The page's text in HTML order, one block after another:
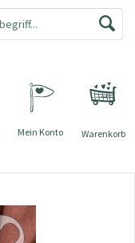
Warenkorb
Mein Konto